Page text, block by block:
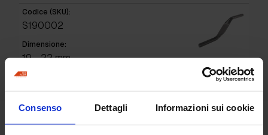
Consenso Dettagli Informazioni sui cookie
Codice (SKU):
S190002
Dimensione:
19 - 22 mm
Caratteristiche: